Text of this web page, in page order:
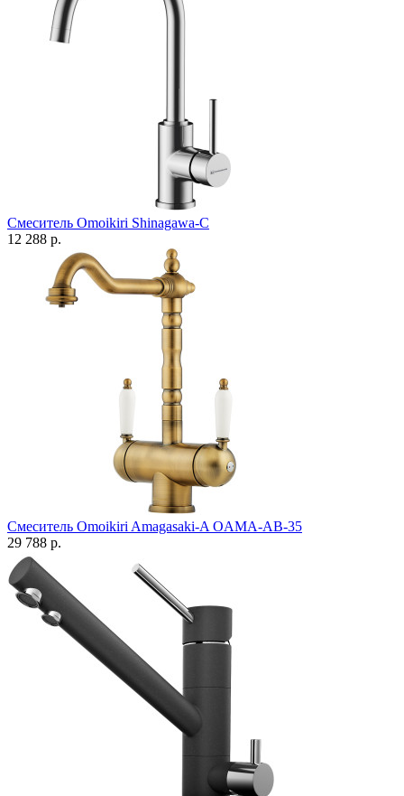
Смеситель Omoikiri Shinagawa-C
12 288 р.
Смеситель Omoikiri Amagasaki-A OAMA-AB-35
29 788 р.